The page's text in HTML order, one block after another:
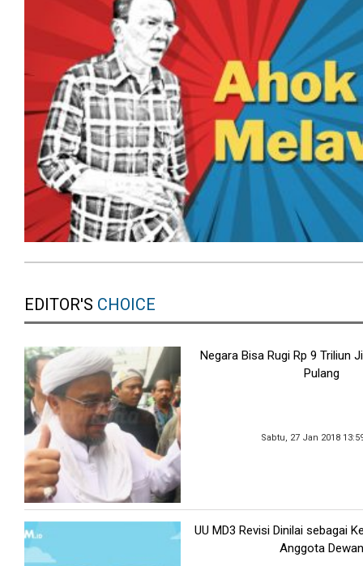
EDITOR'S CHOICE
Negara Bisa Rugi Rp 9 Triliun
Pulang
Sabtu, 27 Jan 2018
UU MD3 Revisi Dinilai sebagai
Anggota